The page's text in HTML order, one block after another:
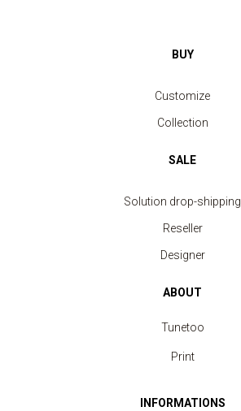
BUY
Customize
Collection
SALE
Solution drop-shipping
Reseller
Designer
ABOUT
Tunetoo
Print
INFORMATIONS